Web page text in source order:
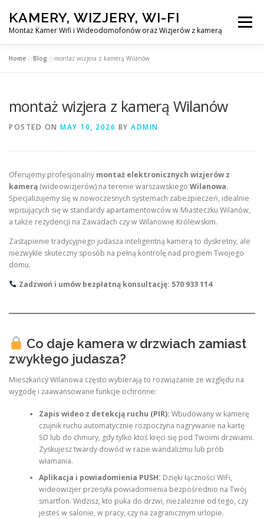
content
KAMERY, WIZJERY, WI-FI
Montaż Kamer Wifi i Wideodomofonów oraz Wizjerów z kamerą
Menu
MONTAŻ WIDEDOMOFONÓW
KONTAKT
EN
Home »Blog »montaż wizjera z kamerą Wilanów
montaż wizjera z kamerą Wilanów
POSTED ON MAY 10, 2026 BY ADMIN
Oferujemy profesjonalny montaż elektronicznych wizjerów z
kamerą (wideowizjerów) na terenie warszawskiego Wilanowa.
Specjalizujemy się w nowoczesnych systemach zabezpieczeń, idealnie
wpisujących się w standardy apartamentowców w Miasteczku Wilanów,
a także rezydencji na Zawadach czy w Wilanowie Królewskim.
Zastąpienie tradycyjnego judasza inteligentną kamerą to dyskretny, ale
niezwykle skuteczny sposób na pełną kontrolę nad progiem Twojego
domu.
Zadzwoń i umów bezpłatną konsultację: 570 933 114
Co daje kamera w drzwiach zamiast
zwykłego judasza?
Mieszkańcy Wilanowa często wybierają to rozwiązanie ze względu na
wygodę i zaawansowane funkcje ochronne:
Zapis wideo z detekcją ruchu (PIR): Wbudowany w kamerę
czujnik ruchu automatycznie rozpoczyna nagrywanie na kartę
SD lub do chmury, gdy tylko ktoś kręci się pod Twoimi drzwiami.
Zyskujesz twardy dowód w razie wandalizmu lub prób
włamania.
Aplikacja i powiadomienia PUSH: Dzięki łączności WiFi,
wideowizjer przesyła powiadomienia bezpośrednio na Twój
smartfon. Widzisz, kto puka do drzwi, niezależnie od tego, czy
jesteś w salonie, w pracy, czy na zagranicznym urlopie.